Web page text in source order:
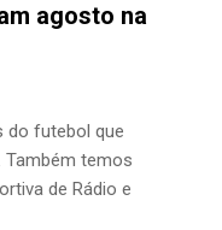
agosto na
do futebol que
Também temos
de Rádio e